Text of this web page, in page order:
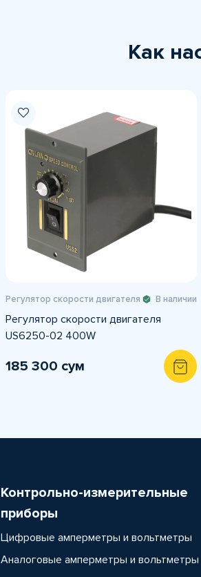
Как
Регулятор скорости двигателя В наличии
Регулятор скорости двигателя
US6250-02 400W
185 300 сум
Контрольно-измерительные
приборы
Цифровые амперметры и вольтметры
Аналоговые амперметры и вольтметры